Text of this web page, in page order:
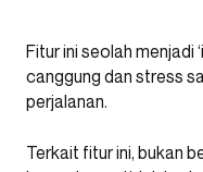
Fitur ini seolah menjadi
canggung dan stress
perjalanan.
Terkait fitur ini, bukan